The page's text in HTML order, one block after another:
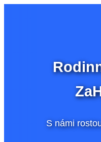
S námi